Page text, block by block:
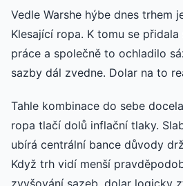
Vedle Warshe hýbe dnes trhem
Klesající ropa. K tomu se
práce a společně to ochladilo
sazby dál zvedne. Dolar na to
Tahle kombinace do sebe
ropa tlačí dolů inflační tlaky.
ubírá centrální bance důvody
Když trh vidí menší